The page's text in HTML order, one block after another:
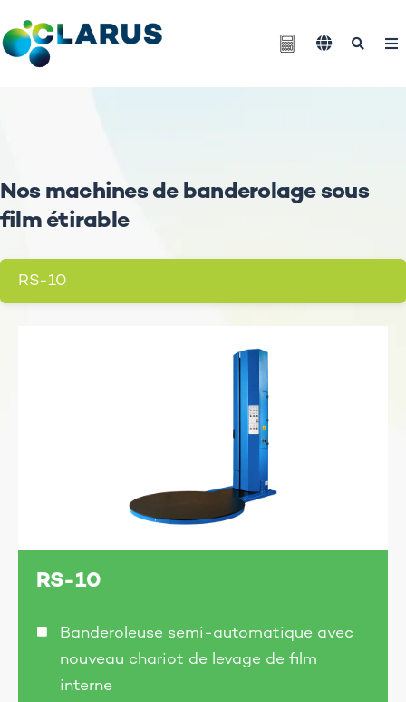
Nos machines de banderolage sous
film étirable
RS-10
RS-10
Banderoleuse semi-automatique avec
nouveau chariot de levage de film
interne